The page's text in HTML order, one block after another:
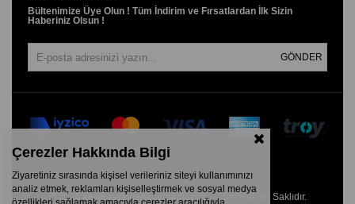
Bültenimize Üye Olun ! Tüm İndirim ve Fırsatlardan İlk Sizin
Haberiniz Olsun !
GÖNDER
© 2026 www.aydogankuyumcu.com - Tüm Hakları Saklıdır.
Çerezler Hakkında Bilgi
Ziyaretiniz sırasında kişisel verileriniz siteyi kullanımınızı
analiz etmek, reklamları kişiselleştirmek ve sosyal medya